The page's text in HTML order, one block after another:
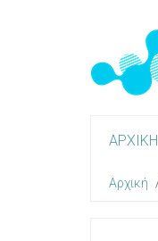
ΑΡΧΙΚΗ
Αρχική